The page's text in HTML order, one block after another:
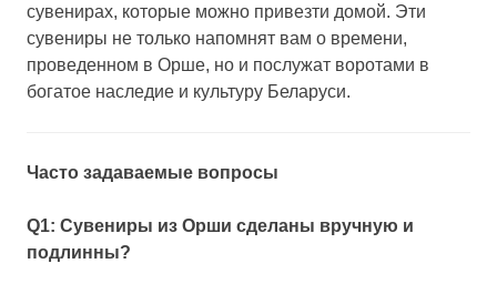
сувенирах, которые можно привезти домой. Эти
сувениры не только напомнят вам о времени,
проведенном в Орше, но и послужат воротами в
богатое наследие и культуру Беларуси.
Часто задаваемые вопросы
Q1: Сувениры из Орши сделаны вручную и
подлинны?